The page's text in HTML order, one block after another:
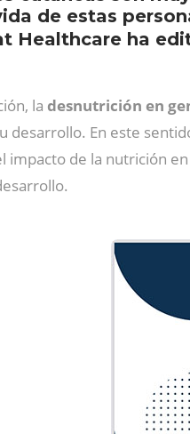
de estas
Healthcare ha
la desnutrición en
desarrollo. En este
impacto de la nutrición